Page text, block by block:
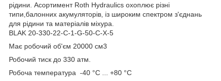
рідини. Асортимент Roth Hydraulics охоплює різні
типи,балонних акумуляторів, із широким спектром з'єднань
для рідини та матеріалів міхура.
BLAK 20-330-22-C-1-G-50-C-X-5
Має робочий об'єм 20000 см3
Робочий тиск до 330 атм.
Робоча температура -40 °C ... +80 °C